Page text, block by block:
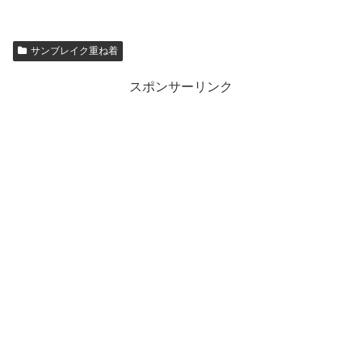
サンブレイク重ね着
スポンサーリンク